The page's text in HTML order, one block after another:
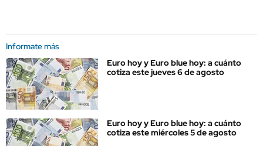
Informate más
Euro hoy y Euro blue hoy: a cuánto
cotiza este jueves 6 de agosto
Euro hoy y Euro blue hoy: a cuánto
cotiza este miércoles 5 de agosto